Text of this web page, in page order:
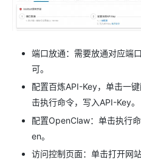
端口放通：需要放通对应端
可。
配置百炼API-Key，单击一
击执行命令，写入API-Key。
配置OpenClaw：单击执行
en。
访问控制页面：单击打开网